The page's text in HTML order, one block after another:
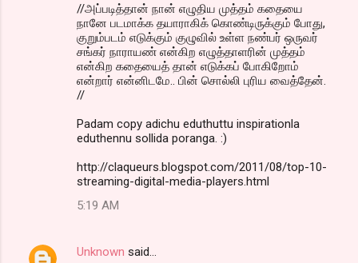
//அப்படித்தான் நான் எழுதிய முத்தம் கதையை
நானே படமாக்க தயாராகிக் கொண்டிருக்கும் போது,
குறும்படம் எடுக்கும் குழுவில் உள்ள நண்பர் ஒருவர்
சங்கர் நாராயண் என்கிற எழுத்தாளரின் முத்தம்
என்கிற கதையைத் தான் எடுக்கப் போகிறோம்
என்றார் என்னிடமே.. பின் சொல்லி புரிய வைத்தேன்.
//
Padam copy adichu eduthuttu inspirationla
eduthennu sollida poranga. :)
http://claqueurs.blogspot.com/2011/08/top-10-
streaming-digital-media-players.html
5:19 AM
Unknown said…